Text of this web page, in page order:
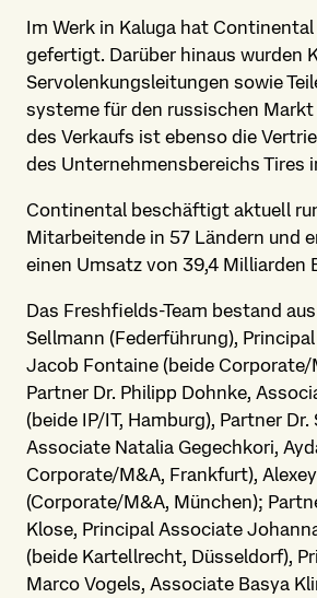
Im Werk in Kaluga hat
gefertigt. Darüber hinaus wurden
Servolenkungs­leitungen sowie
systeme für den russischen Markt
des Verkaufs ist ebenso die
des Unter­nehmens­bereichs Tires
Continental beschäftigt aktuell
Mitarbeitende in 57 Ländern und
einen Umsatz von 39,4 Milliarden
Das Freshfields-Team bestand
Sellmann (Federführung),
Jacob Fontaine (beide Corporate/
Partner Dr. Philipp Dohnke,
(beide IP/IT, Hamburg), Partner Dr.
Associate Natalia Gegechkori,
Corporate/M&A, Frankfurt),
(Corporate/M&A, München);
Klose, Principal Associate
(beide Kartellrecht, Düsseldorf),
Marco Vogels, Associate Basya